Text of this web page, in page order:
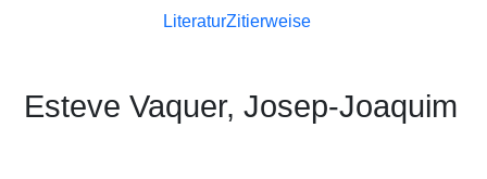
LiteraturZitierweise
Esteve Vaquer, Josep-Joaquim